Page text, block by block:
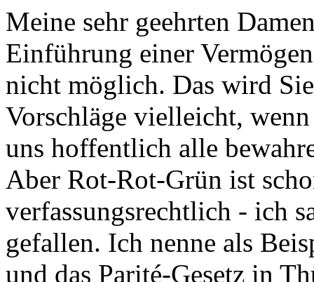
Meine sehr geehrten
Einführung einer
nicht möglich. Das wird
Vorschläge vielleicht,
uns hoffentlich alle
Aber Rot-Rot-Grün ist
verfassungsrechtlich - ich
gefallen. Ich nenne als
und das Parité-Gesetz in